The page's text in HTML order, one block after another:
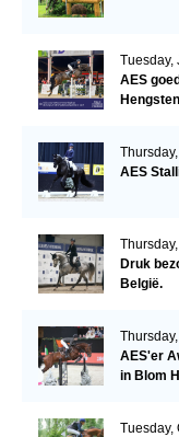
Tuesday,
AES
AES
Druk
België.
AES'er
in Blom
Tuesday,